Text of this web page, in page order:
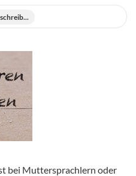
bei Muttersprachlern oder